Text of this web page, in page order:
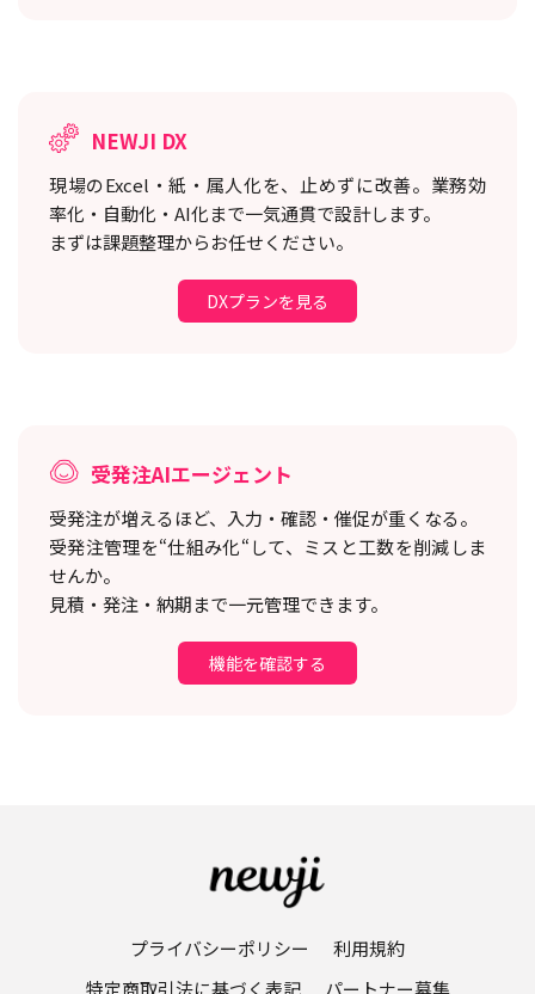
NEWJI DX
現場のExcel・紙・属人化を、止めずに改善。 業務効
率化・自動化・AI化まで一気通貫で設計します。
まずは課題整理からお任せください。
DXプランを見る
受発注AIエージェント
受発注が増えるほど、入力・確認・催促が重くなる。
受発注管理を“仕組み化“して、ミスと工数を削減しま
せんか。
見積・発注・納期まで一元管理できます。
機能を確認する
プライバシーポリシー
利用規約
特定商取引法に基づく表記
パートナー募集